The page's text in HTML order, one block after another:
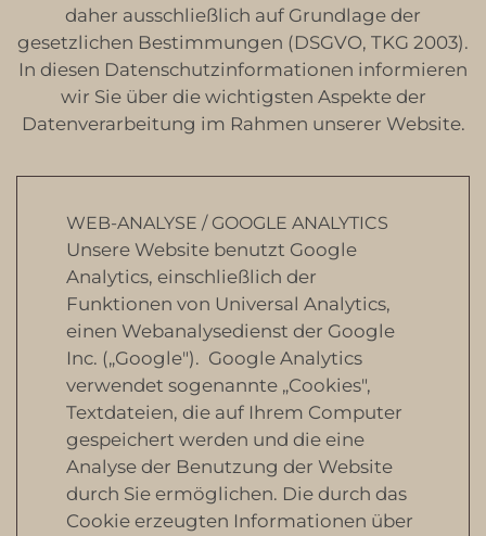
daher ausschließlich auf Grundlage der
gesetzlichen Bestimmungen (DSGVO, TKG 2003).
In diesen Datenschutzinformationen informieren
wir Sie über die wichtigsten Aspekte der
Datenverarbeitung im Rahmen unserer Website.
WEB-ANALYSE / GOOGLE ANALYTICS
Unsere Website benutzt Google
Analytics, einschließlich der
Funktionen von Universal Analytics,
einen Webanalysedienst der Google
Inc. („Google"). Google Analytics
verwendet sogenannte „Cookies",
Textdateien, die auf Ihrem Computer
gespeichert werden und die eine
Analyse der Benutzung der Website
durch Sie ermöglichen. Die durch das
Cookie erzeugten Informationen über